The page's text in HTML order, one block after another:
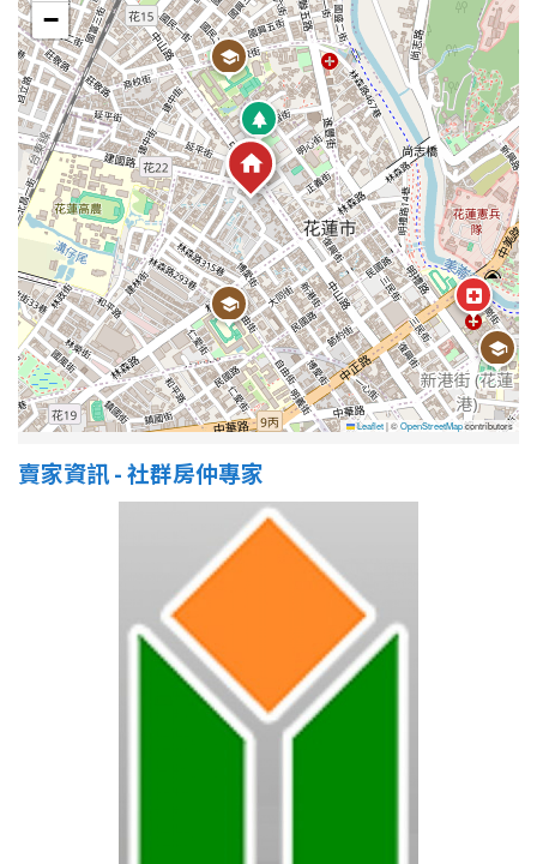
格局
不拘
1房
2房 3房
4房 5房以上
屋齡
不拘
5 年以下
5-10 年 10-20 年
−
Leaflet|©OpenStreetMapcontributors
賣家資訊 - 社群房仲專家